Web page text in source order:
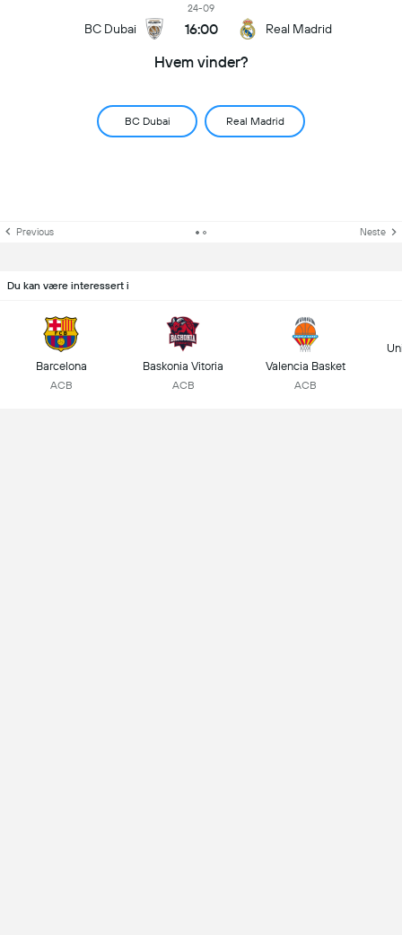
BC Dubai
24-09
16:00 Real Madrid
Hvem vinder?
BC Dubai Real Madrid
Previous Neste
Du kan være interessert i
Barcelona
ACB
Baskonia Vitoria
ACB
Valencia Basket
ACB